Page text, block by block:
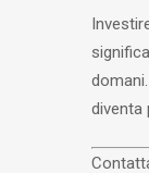
diventa